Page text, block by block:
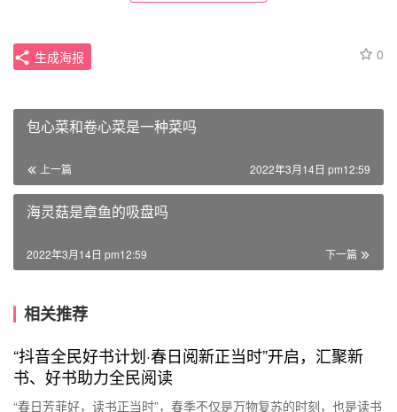
0
生成海报
包心菜和卷心菜是一种菜吗
上一篇 2022年3月14日 pm12:59
海灵菇是章鱼的吸盘吗
下一篇
2022年3月14日 pm12:59
相关推荐
“抖音全民好书计划·春日阅新正当时”开启，汇聚新
书、好书助力全民阅读
“春日芳菲好，读书正当时”，春季不仅是万物复苏的时刻，也是读书